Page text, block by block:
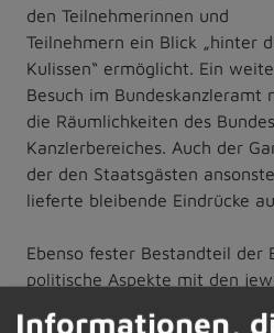
den Teilnehmerinnen und
Teilnehmern ein Blick „hinter
Kulissen“ ermöglicht. Ein
Besuch im Bundeskanzleramt
die Räumlichkeiten des
Kanzlerbereiches. Auch der
der den Staatsgästen
lieferte bleibende Eindrücke
Ebenso fester Bestandteil der
politische Aspekte mit den
Informationen,